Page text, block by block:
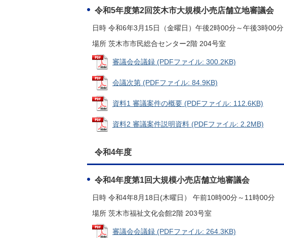
令和5年度第2回茨木市大規模小売店舗立地審議会
日時 令和6年3月15日（金曜日）午後2時00分～午後3時00分
場所 茨木市市民総合センター2階 204号室
審議会会議録 (PDFファイル: 300.2KB)
会議次第 (PDFファイル: 84.9KB)
資料1 審議案件の概要 (PDFファイル: 112.6KB)
資料2 審議案件説明資料 (PDFファイル: 2.2MB)
令和4年度
令和4年度第1回大規模小売店舗立地審議会
日時 令和4年8月18日(木曜日） 午前10時00分～11時00分
場所 茨木市福祉文化会館2階 203号室
審議会会議録 (PDFファイル: 264.3KB)